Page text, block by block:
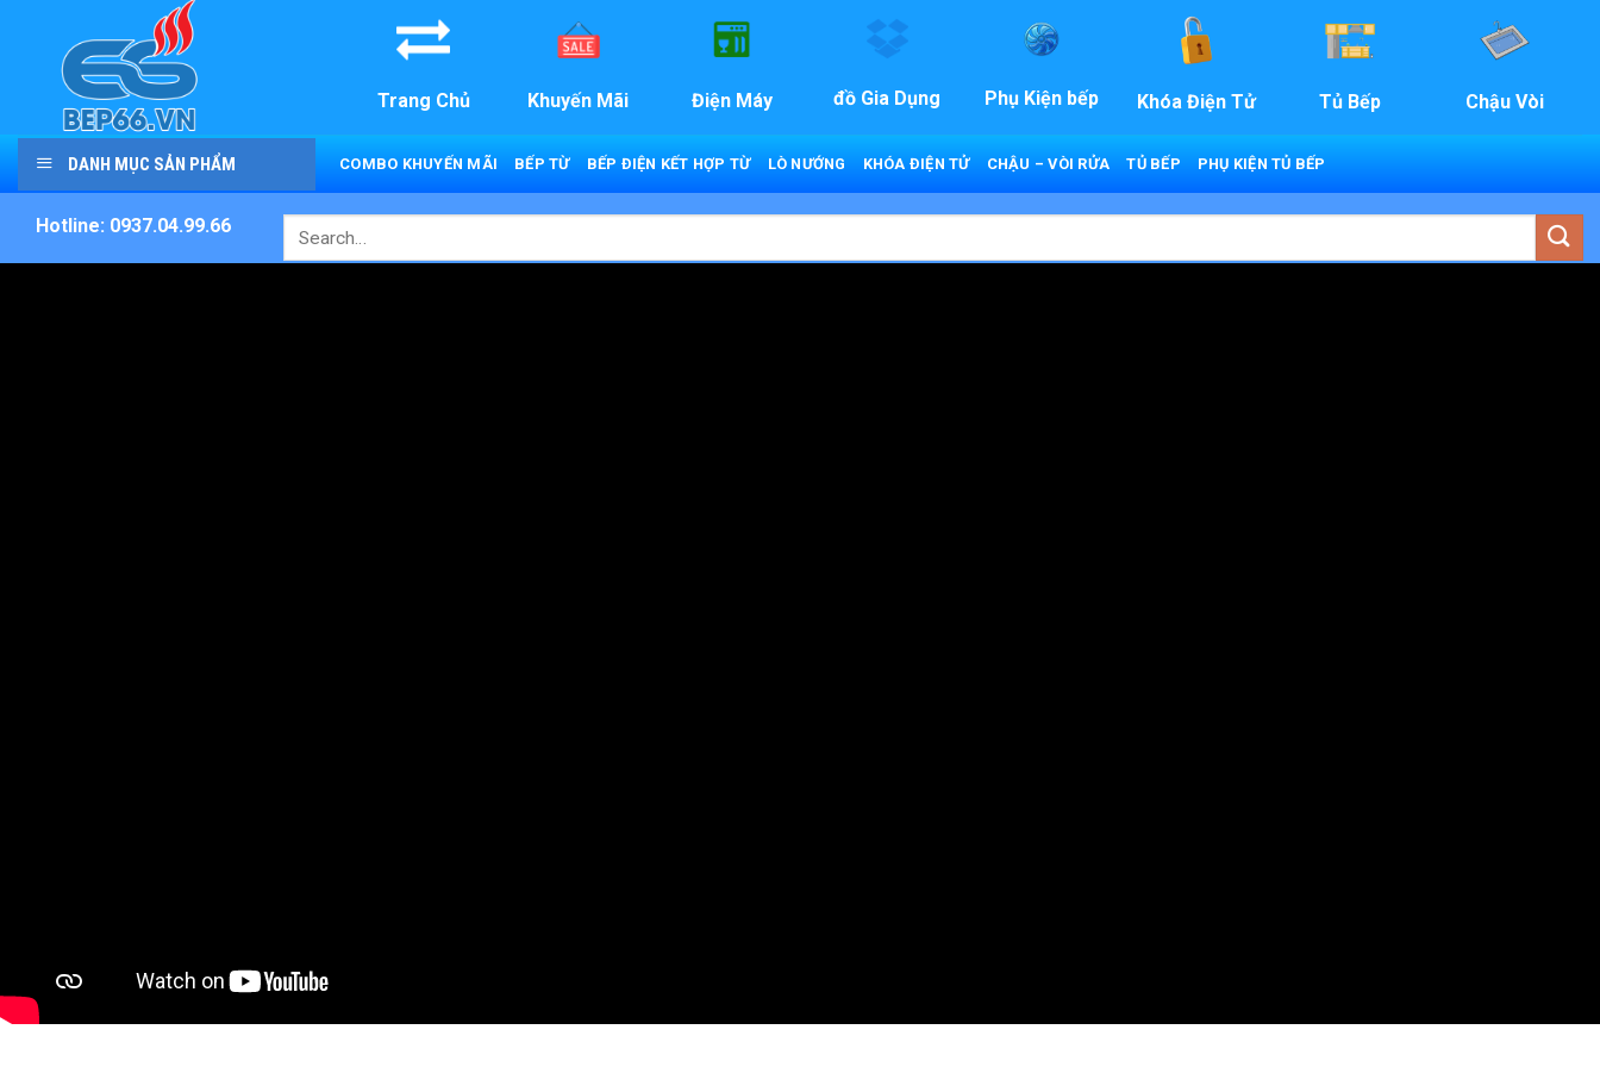
content
Trang Chủ
Khuyến Mãi Điện Máy đồ Gia Dụng Phụ Kiện bếp Khóa Điện Tử Tủ Bếp Chậu Vòi
DANH MỤC SẢN PHẨM COMBO KHUYẾN MÃI BẾP TỪ BẾP ĐIỆN KẾT HỢP TỪ LÒ NƯỚNG KHÓA ĐIỆN TỬ CHẬU – VÒI RỬA TỦ BẾP PHỤ KIỆN TỦ BẾP
Hotline: 0937.04.99.66
Search
for: